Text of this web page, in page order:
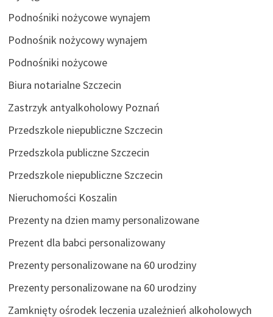
Podnośniki nożycowe wynajem
Podnośnik nożycowy wynajem
Podnośniki nożycowe
Biura notarialne Szczecin
Zastrzyk antyalkoholowy Poznań
Przedszkole niepubliczne Szczecin
Przedszkola publiczne Szczecin
Przedszkole niepubliczne Szczecin
Nieruchomości Koszalin
Prezenty na dzien mamy personalizowane
Prezent dla babci personalizowany
Prezenty personalizowane na 60 urodziny
Prezenty personalizowane na 60 urodziny
Zamknięty ośrodek leczenia uzależnień alkoholowych